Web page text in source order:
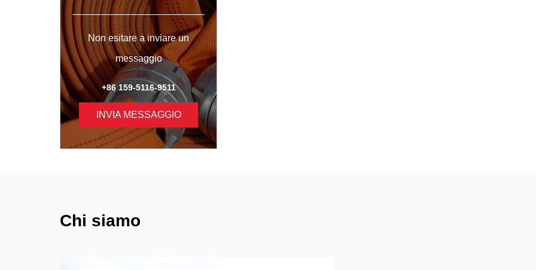
Non esitare a inviare un
messaggio
+86 159-5116-9511
INVIA MESSAGGIO
Chi siamo